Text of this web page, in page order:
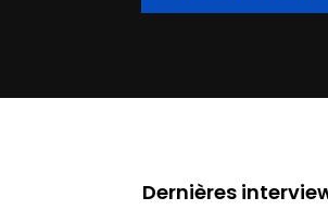
Dernières